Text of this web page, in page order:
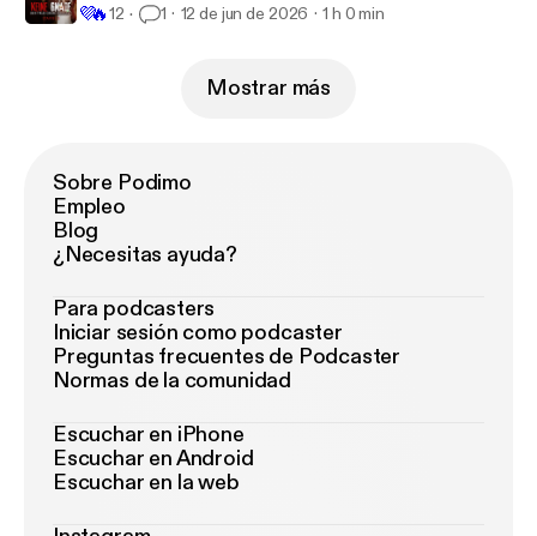
💜🔥12 1 12 de jun de 2026 1 h 0 min
Mostrar más
Sobre Podimo
Empleo
Blog
¿Necesitas ayuda?
Para podcasters
Iniciar sesión como podcaster
Preguntas frecuentes de Podcaster
Normas de la comunidad
Escuchar en iPhone
Escuchar en Android
Escuchar en la web